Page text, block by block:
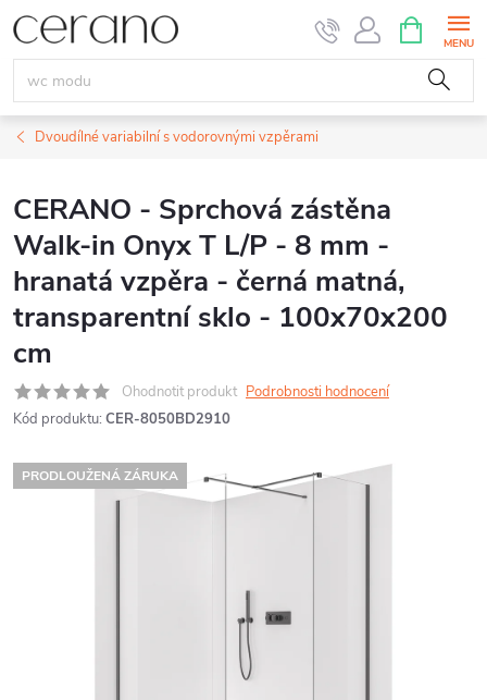
Přejít
na
obsah
NÁKUPNÍ
KOŠÍK
Dvoudílné variabilní s vodorovnými vzpěrami
CERANO - Sprchová zástěna
Walk-in Onyx T L/P - 8 mm -
hranatá vzpěra - černá matná,
transparentní sklo - 100x70x200
cm
Ohodnotit produkt Podrobnosti hodnocení
Kód produktu: CER-8050BD2910
PRODLOUŽENÁ ZÁRUKA